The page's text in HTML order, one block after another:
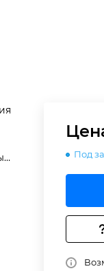
Под